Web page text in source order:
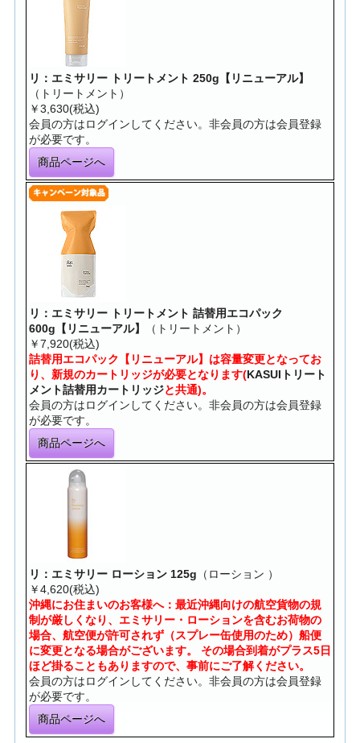
リ：エミサリー トリートメント 250g【リニューアル】
（トリートメント）
￥3,630(税込)
会員の方はログインしてください。非会員の方は会員登録
が必要です。
商品ページへ
リ：エミサリー トリートメント 詰替用エコパック
600g【リニューアル】
（トリートメント）
￥7,920(税込)
詰替用エコパック【リニューアル】は容量変更となってお
り、新規のカートリッジが必要となります(KASUIトリート
メント詰替用カートリッジと共通)。
会員の方はログインしてください。非会員の方は会員登録
が必要です。
商品ページへ
リ：エミサリー ローション 125g （ローション ）
￥4,620(税込)
沖縄にお住まいのお客様へ：最近沖縄向けの航空貨物の規
制が厳しくなり、エミサリー・ローションを含むお荷物の
場合、航空便が許可されず（スプレー缶使用のため）船便
に変更となる場合がございます。 その場合到着がプラス5日
ほど掛ることもありますので、事前にご了解ください。
会員の方はログインしてください。非会員の方は会員登録
が必要です。
商品ページへ